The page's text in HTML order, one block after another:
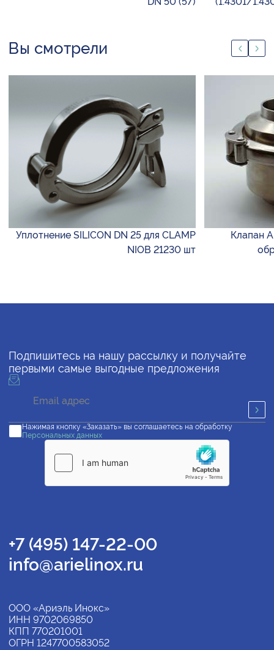
Вы смотрели
Уплотнение SILICON DN 25 для CLAMP
NIOB 21230 шт
Клапан
Подпишитесь на нашу рассылку и получайте
первыми самые выгодные предложения
Нажимая кнопку «Заказать» вы соглашаетесь на обработку
Персональных данных
+7 (495) 147-22-00
info@arielinox.ru
ООО «Ариэль Инокс»
ИНН 9702069850
КПП 770201001
ОГРН 1247700583052